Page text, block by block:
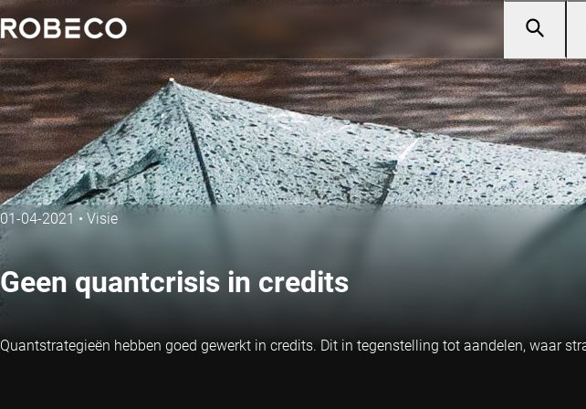
01-04-2021 • Visie
Geen quantcrisis in credits
Quantstrategieën hebben goed gewerkt in credits. Dit in tegenstelling tot aandelen, waar